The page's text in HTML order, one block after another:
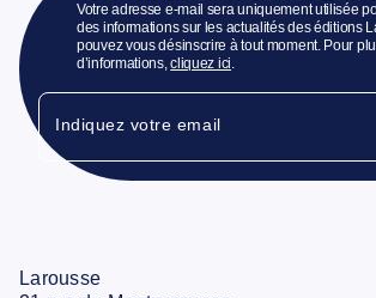
Votre adresse e-mail sera uniquement utilisée
des informations sur les actualités des éditions
pouvez vous désinscrire à tout moment. Pour
d’informations,cliquez ici.
Indiquez votre email
Larousse